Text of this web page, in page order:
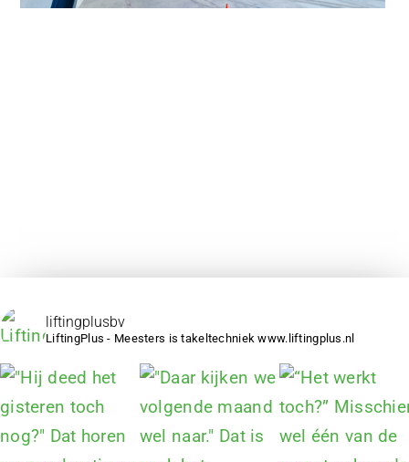
liftingplusbv
LiftingPlus - Meesters is takeltechniek www.liftingplus.nl